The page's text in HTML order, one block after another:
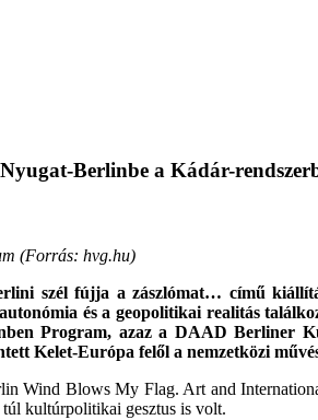
Berlinbe a Kádár-
(Forrás: hvg.hu)
szél fújja a zászlómat… című
és a geopolitikai realitás
Program, azaz a DAAD Berliner
Kelet-Európa felől a nemzetközi
Wind Blows My Flag. Art and
túl kultúrpolitikai gesztus is volt.